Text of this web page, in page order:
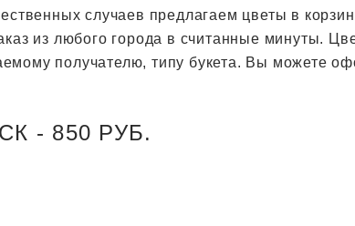
случаев предлагаем цветы в
из любого города в считанные минуты.
получателю, типу букета. Вы можете
- 850 РУБ.